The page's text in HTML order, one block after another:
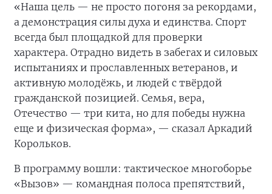
«Наша цель — не просто погоня за рекордами,
а демонстрация силы духа и единства. Спорт
всегда был площадкой для проверки
характера. Отрадно видеть в забегах и силовых
испытаниях и прославленных ветеранов, и
активную молодёжь, и людей с твёрдой
гражданской позицией. Семья, вера,
Отечество — три кита, но для победы нужна
еще и физическая форма», — сказал Аркадий
Корольков.
В программу вошли: тактическое многоборье
«Вызов» — командная полоса препятствий,